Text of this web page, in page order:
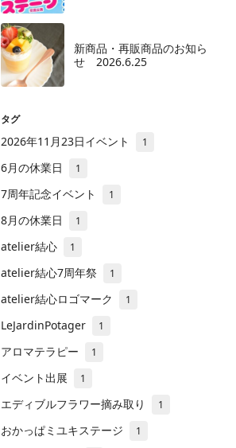
新商品・再販商品のお知ら
せ 2026.6.25
タグ
2026年11月23日イベント 1
6月の休業日 1
7周年記念イベント 1
8月の休業日 1
atelier結心 1
atelier結心7周年祭 1
atelier結心ロゴマーク 1
LeJardinPotager 1
アロマテラピー 1
イベント出展 1
エディブルフラワー摘み取り 1
おかっぱミユキステージ 1